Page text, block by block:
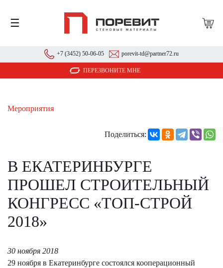
☰
+7 (3452) 50-06-05 porevit-td@partner72.ru
ПЕРЕЗВОНИТЕ МНЕ
Мероприятия
Поделиться:
В ЕКАТЕРИНБУРГЕ
ПРОШЕЛ СТРОИТЕЛЬНЫЙ
КОНГРЕСС «ТОП-СТРОЙ
2018»
30 ноября 2018
29 ноября в Екатеринбурге состоялся кооперационный